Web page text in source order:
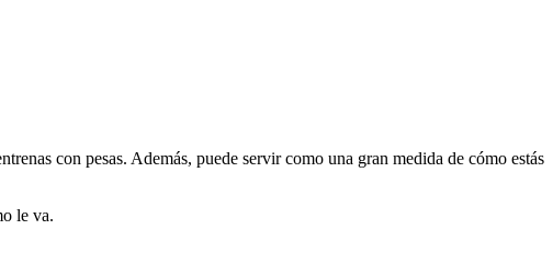
con pesas. Además, puede servir como una gran medida de cómo estás
le va.